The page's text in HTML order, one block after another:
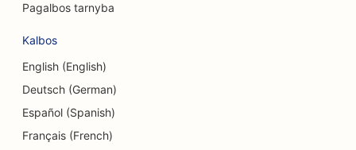
Valiutos keitimo paslaugų SEO
Šokių studijų SEO
Dermabrazijos paslaugų SEO
SEO optimizavimas vaikų priežiūros centrams
SEO odontologijos klinikoms
Pagalbos tarnyba
Kalbos
English (English)
Deutsch (German)
Español (Spanish)
Français (French)